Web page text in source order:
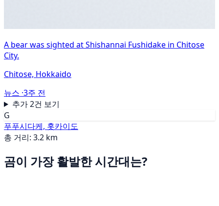
A bear was sighted at Shishannai Fushidake in Chitose
City.
Chitose, Hokkaido
뉴스 ·3주 전
추가 2건 보기
G
푸푸시다케, 홋카이도
총 거리: 3.2 km
곰이 가장 활발한 시간대는?